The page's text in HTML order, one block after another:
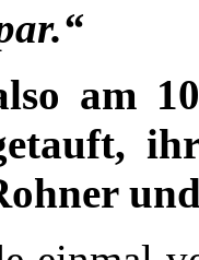
am